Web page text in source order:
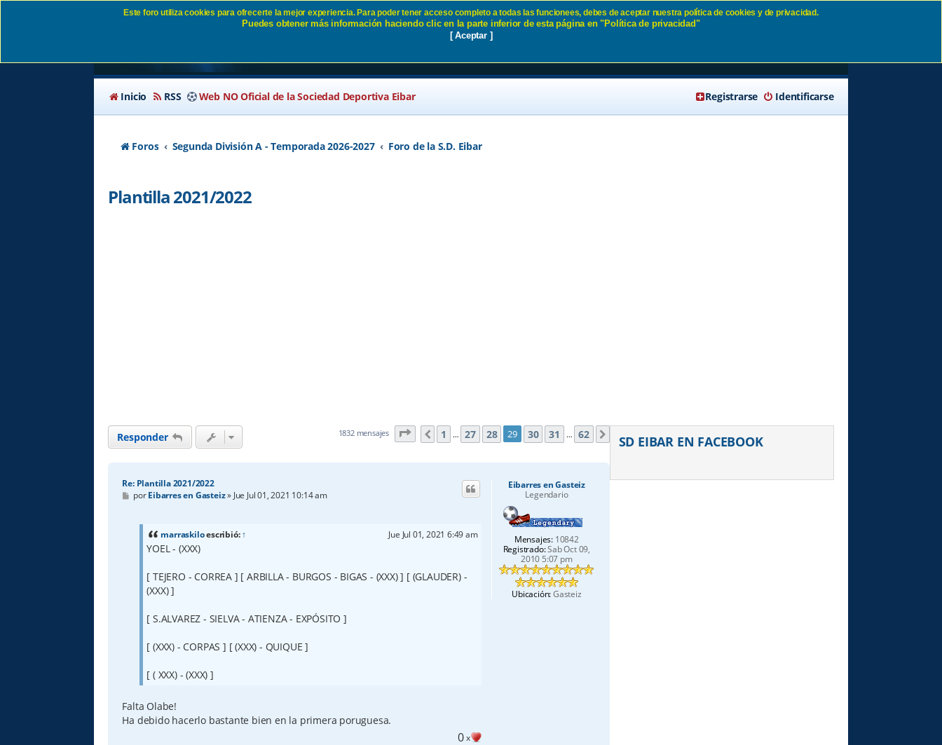
Plantilla 2021/2022 - Página 29 SD Eibar
Inicio RSS Web NO Oficial de la Sociedad Deportiva Eibar Identificarse
Registrarse
Foros Segunda División A - Temporada 2026-2027 Foro de la S.D. Eibar
Plantilla 2021/2022
Responder 1832 mensajes Página 29de62
Anterior
1 … 27 28 29 30 31 … 62 Siguiente
Eibarres en Gasteiz
Legendario
Mensajes: 10842
Registrado:Sab Oct 09,
2010 5:07 pm
Ubicación:Gasteiz
Re: Plantilla 2021/2022
M
e
porEibarres en Gasteiz» Jue Jul 01, 2021 10:14 am
marraskiloescribió:↑ Jue Jul 01, 2021 6:49 am
YOEL - (XXX)
[ TEJERO - CORREA ] [ ARBILLA - BURGOS - BIGAS - (XXX) ] [ (GLAUDER) -
(XXX) ]
[ S.ALVAREZ - SIELVA - ATIENZA - EXPÓSITO ]
[ (XXX) - CORPAS ] [ (XXX) - QUIQUE ]
[ ( XXX) - (XXX) ]
Falta Olabe!
Ha debido hacerlo bastante bien en la primera poruguesa.
0x
SD EIBAR EN FACEBOOK
Este foro utiliza cookies para ofrecerte la mejor experiencia. Para poder tener acceso completo a todas las funcionees, debes de aceptar nuestra política de cookies y de privacidad.
Puedes obtener más información haciendo clic en la parte inferior de esta página en "Política de privacidad"
[ Aceptar ]